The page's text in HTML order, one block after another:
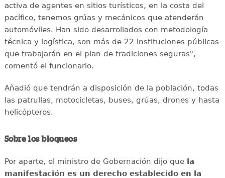
activa de agentes en sitios turísticos, en la costa del
pacífico, tenemos grúas y mecánicos que atenderán
automóviles. Han sido desarrollados con metodología
técnica y logística, son más de 22 instituciones públicas
que trabajarán en el plan de tradiciones seguras",
comentó el funcionario.
Añadió que tendrán a disposición de la población, todas
las patrullas, motocicletas, buses, grúas, drones y hasta
helicópteros.
Sobre los bloqueos
Por aparte, el ministro de Gobernación dijo que la
manifestación es un derecho establecido en la